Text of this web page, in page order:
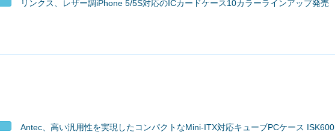
リンクス、レザー調iPhone 5/5S対応のICカードケース10カラーラインアップ発売
Antec、高い汎用性を実現したコンパクトなMini-ITX対応キューブPCケース ISK600